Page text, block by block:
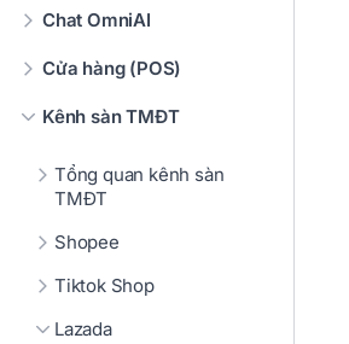
Chat OmniAI
Cửa hàng (POS)
Kênh sàn TMĐT
Tổng quan kênh sàn
TMĐT
Shopee
Tiktok Shop
Lazada